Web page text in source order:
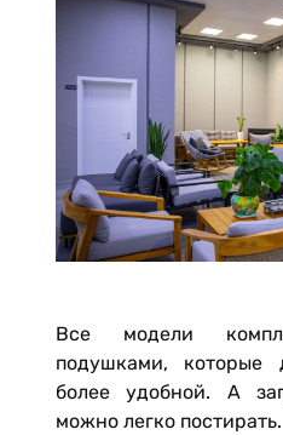
Все модели
подушками,
более удобной. А
можно легко постирать.